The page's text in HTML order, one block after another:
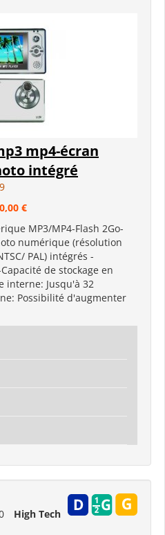
mp4-écran
intégré
€
MP3/MP4-Flash 2Go-
numérique (résolution
PAL) intégrés -
de stockage en
interne: Jusqu'à 32
Possibilité d'augmenter
High Tech